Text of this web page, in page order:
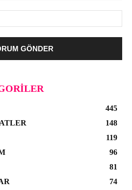
445
148
119
96
81
74